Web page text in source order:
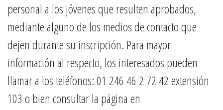
personal a los jóvenes que resulten aprobados,
mediante alguno de los medios de contacto que
dejen durante su inscripción. Para mayor
información al respecto, los interesados pueden
llamar a los teléfonos: 01 246 46 2 72 42 extensión
103 o bien consultar la página en